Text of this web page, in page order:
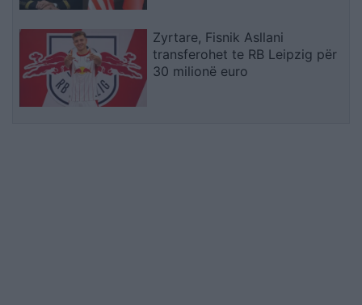
Zyrtare, Fisnik Asllani
transferohet te RB Leipzig për
30 milionë euro